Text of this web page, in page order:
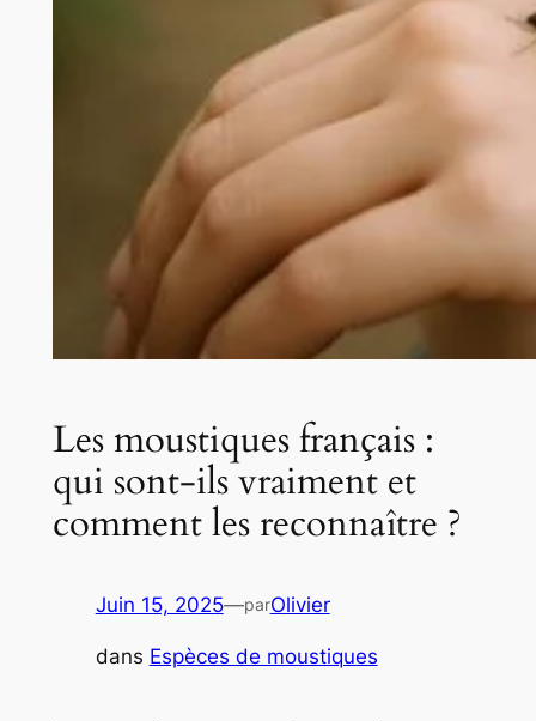
Les moustiques français :
qui sont-ils vraiment et
comment les reconnaître ?
Juin 15, 2025—parOlivier
dans Espèces de moustiques